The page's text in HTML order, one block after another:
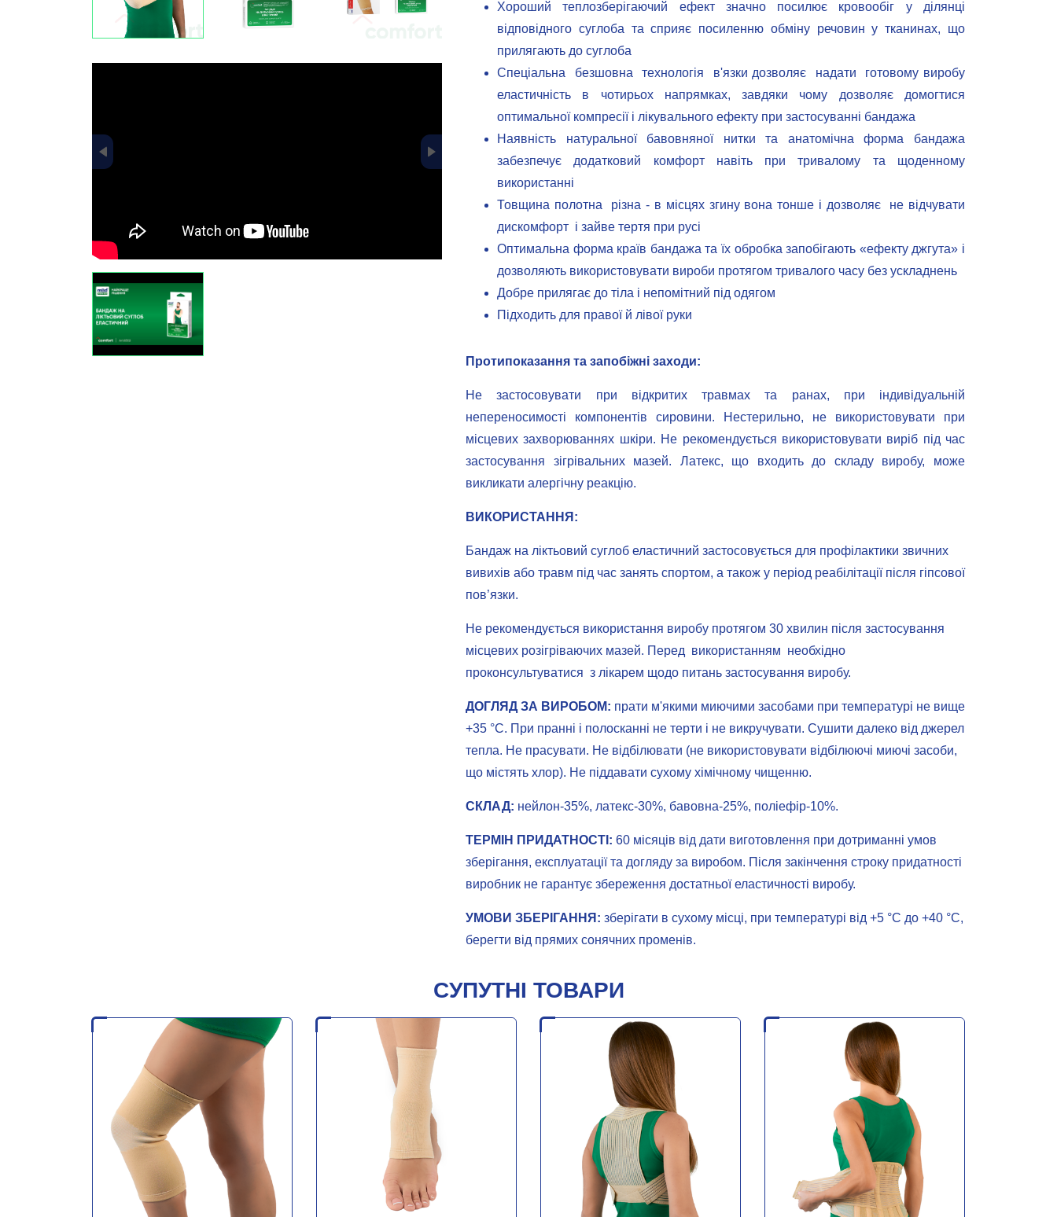
Хороший теплозберігаючий ефект значно посилює кровообіг у ділянці
відповідного суглоба та сприяє посиленню обміну речовин у тканинах, що
прилягають до суглоба
Спеціальна безшовна технологія в'язки дозволяє надати готовому виробу
еластичність в чотирьох напрямках, завдяки чому дозволяє домогтися
оптимальної компресії і лікувального ефекту при застосуванні бандажа
Наявність натуральної бавовняної нитки та анатомічна форма бандажа
забезпечує додатковий комфорт навіть при тривалому та щоденному
використанні
Товщина полотна різна - в місцях згину вона тонше і дозволяє не відчувати
дискомфорт і зайве тертя при русі
Оптимальна форма країв бандажа та їх обробка запобігають «ефекту джгута» і
дозволяють використовувати вироби протягом тривалого часу без ускладнень
Добре прилягає до тіла і непомітний під одягом
Підходить для правої й лівої руки
Протипоказання та запобіжні заходи:
Не застосовувати при відкритих травмах та ранах, при індивідуальній
непереносимості компонентів сировини. Нестерильно, не використовувати при
місцевих захворюваннях шкіри. Не рекомендується використовувати виріб під час
застосування зігрівальних мазей. Латекс, що входить до складу виробу, може
викликати алергічну реакцію.
ВИКОРИСТАННЯ:
Бандаж на ліктьовий суглоб еластичний застосовується для профілактики звичних
вивихів або травм під час занять спортом, а також у період реабілітації після гіпсової
пов’язки.
Не рекомендується використання виробу протягом 30 хвилин після застосування
місцевих розігріваючих мазей. Перед використанням необхідно
проконсультуватися з лікарем щодо питань застосування виробу.
ДОГЛЯД ЗА ВИРОБОМ: прати м'якими миючими засобами при температурі не вище
+35 °С. При пранні і полосканні не терти і не викручувати. Сушити далеко від джерел
тепла. Не прасувати. Не відбілювати (не використовувати відбілюючі миючі засоби,
що містять хлор). Не піддавати сухому хімічному чищенню.
СКЛАД: нейлон-35%, латекс-30%, бавовна-25%, поліефір-10%.
ТЕРМІН ПРИДАТНОСТІ: 60 місяців від дати виготовлення при дотриманні умов
зберігання, експлуатації та догляду за виробом. Після закінчення строку придатності
виробник не гарантує збереження достатньої еластичності виробу.
УМОВИ ЗБЕРІГАННЯ: зберігати в сухому місці, при температурі від +5 °С до +40 °С,
берегти від прямих сонячних променів.
СУПУТНІ ТОВАРИ